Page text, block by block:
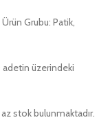
Grubu: Patik,
adetin üzerindeki
stok bulunmaktadır.